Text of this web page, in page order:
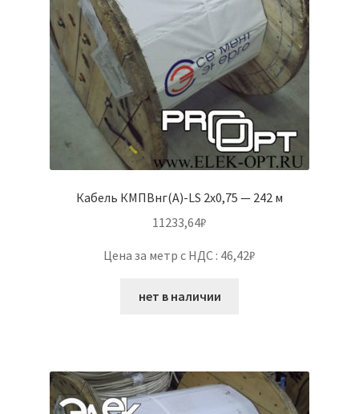
Кабель КМПВнг(А)-LS 2х0,75 — 242 м
11233,64₽
Цена за метр с НДС : 46,42₽
нет в наличии